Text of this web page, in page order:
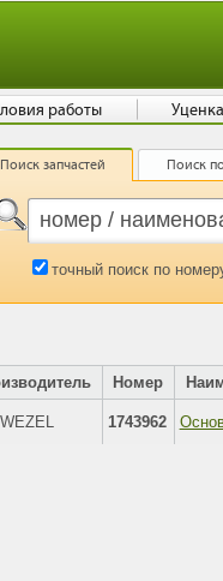
Поиск запчастей Поиск
точный поиск по
Номер
1743962
работы